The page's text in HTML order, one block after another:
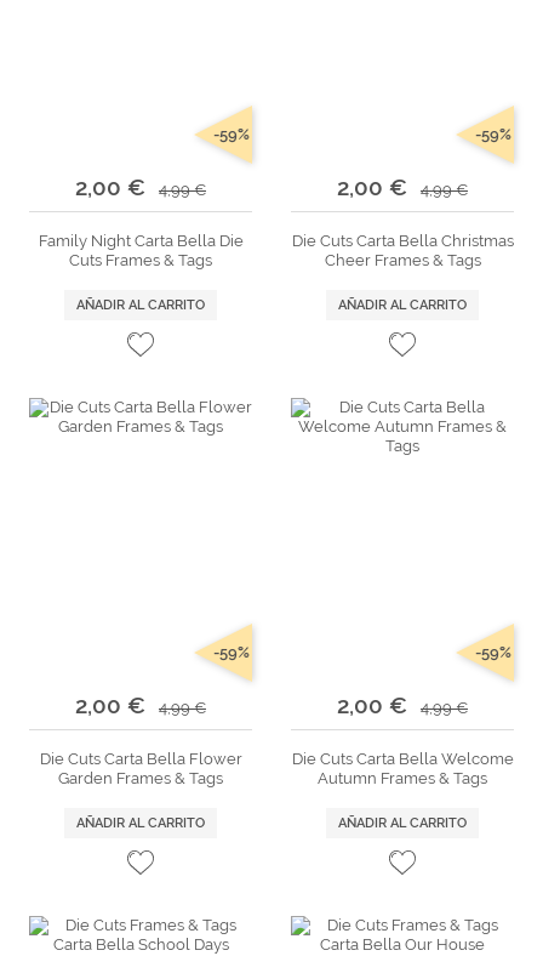
2,00 € 4,99 €
-59%
Family Night Carta Bella Die
Cuts Frames & Tags
AÑADIR AL CARRITO
2,00 € 4,99 €
-59%
Die Cuts Carta Bella Christmas
Cheer Frames & Tags
AÑADIR AL CARRITO
2,00 € 4,99 €
-59%
Die Cuts Carta Bella Flower
Garden Frames & Tags
AÑADIR AL CARRITO
2,00 € 4,99 €
-59%
Die Cuts Carta Bella Welcome
Autumn Frames & Tags
AÑADIR AL CARRITO